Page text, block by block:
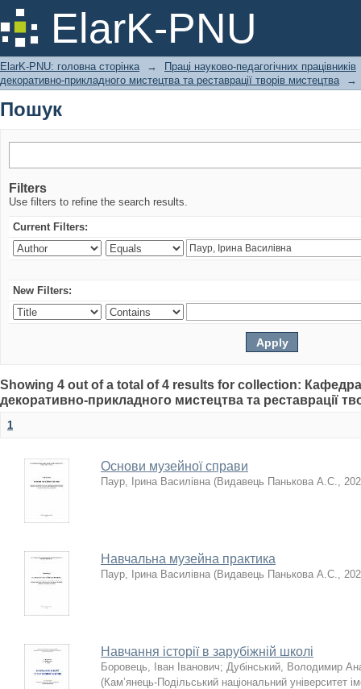
ElarK-PNU
Пошук
ElarK-PNU: головна сторінка →
Праці науково-педагогічних працівників
декоративно-прикладного мистецтва та реставрації творів мистецтва
→
Пошук
Filters
Use filters to refine the search results.
Current Filters:
New Filters:
Showing 4 out of a total of 4 results for collection: Кафедра
декоративно-прикладного мистецтва та реставрації
1
Основи музейної справи
Паур, Ірина Василівна (Видавець Панькова А.С.,
Навчальна музейна практика
Паур, Ірина Василівна (Видавець Панькова А.С.,
Навчання історії в зарубіжній школі
Боровець, Іван Іванович; Дубінський, Володимир
(Кам’янець-Подільський національний університет